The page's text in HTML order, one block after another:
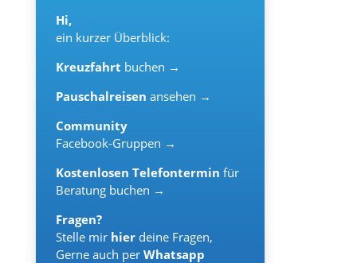
Hi,
ein kurzer Überblick:
Kreuzfahrt buchen →
Pauschalreisen ansehen →
Community
Facebook-Gruppen →
Kostenlosen Telefontermin für
Beratung buchen →
Fragen?
Stelle mir hier deine Fragen,
Gerne auch per Whatsapp